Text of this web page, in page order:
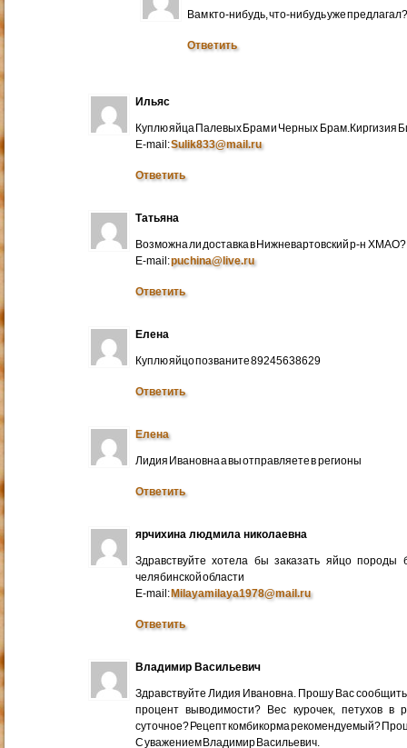
Вам кто-нибудь, что-нибудь уже
Ответить
Ильяс
Куплю яйца Палевых Брам и Черных Брам.Киргизия
E-mail:Sulik833@mail.ru
Ответить
Татьяна
Возможна ли доставка в Нижневартовский р-н ХМАО?
E-mail:puchina@live.ru
Ответить
Елена
Куплю яйцо позваните 89245638629
Ответить
Елена
Лидия Ивановна а вы отправляете в регионы
Ответить
ярчихина людмила николаевна
Здравствуйте хотела бы заказать яйцо
челябинской области
E-mail:Milayamilaya1978@mail.ru
Ответить
Владимир Васильевич
Здравствуйте Лидия Ивановна. Прошу Вас
процент выводимости? Вес курочек, петухов в
суточное? Рецепт комбикорма рекомендуемый?
С уважением Владимир Васильевич.